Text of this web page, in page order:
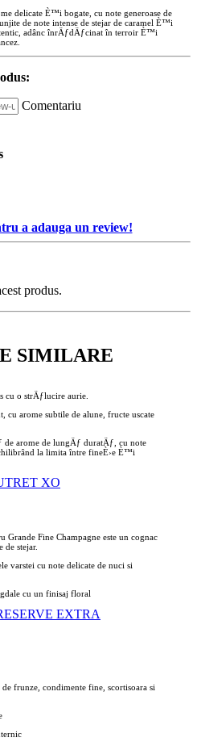
delicate È™i bogate, cu note generoase de
de note intense de stejar de caramel È™i
adânc înrÄƒdÄƒcinat în terroir È™i
Comentariu
a adauga un review!
produs.
SIMILARE
cu o strÄƒlucire aurie.
cu arome subtile de alune, fructe uscate
de arome de lungÄƒ duratÄƒ, cu note
la limita între fineÈ›e È™i
XO
Grande Fine Champagne este un cognac
stejar.
varstei cu note delicate de nuci si
cu un finisaj floral
EXTRA
frunze, condimente fine, scortisoara si